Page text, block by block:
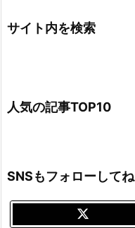
サイト内を検索
人気の記事TOP10
SNSもフォローしてね